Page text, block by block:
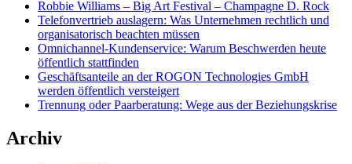
Robbie Williams – Big Art Festival – Champagne D. Rock
Telefonvertrieb auslagern: Was Unternehmen rechtlich und
organisatorisch beachten müssen
Omnichannel-Kundenservice: Warum Beschwerden heute
öffentlich stattfinden
Geschäftsanteile an der ROGON Technologies GmbH
werden öffentlich versteigert
Trennung oder Paarberatung: Wege aus der Beziehungskrise
Archiv